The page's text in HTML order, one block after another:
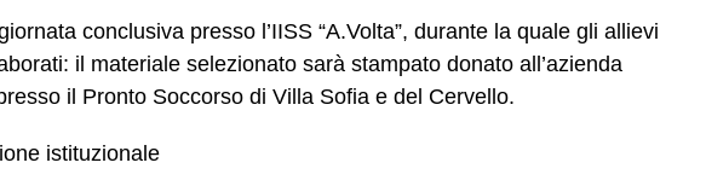
conclusiva presso l’IISS “A.Volta”, durante la quale gli allievi
il materiale selezionato sarà stampato donato all’azienda
il Pronto Soccorso di Villa Sofia e del Cervello.
istituzionale